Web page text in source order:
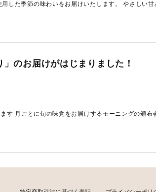
した季節の味わいをお届けいたします。 やさしい
のお届けがはじまりました！
す 月ごとに旬の味覚をお届けするモーニングの頒